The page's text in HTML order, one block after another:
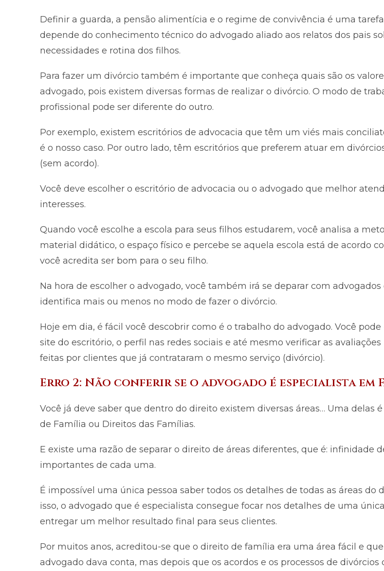
Definir a guarda, a pensão alimentícia e o regime de convivência é uma
depende do conhecimento técnico do advogado aliado aos relatos dos pais
necessidades e rotina dos filhos.
Para fazer um divórcio também é importante que conheça quais são os
advogado, pois existem diversas formas de realizar o divórcio. O modo de
profissional pode ser diferente do outro.
Por exemplo, existem escritórios de advocacia que têm um viés mais
é o nosso caso. Por outro lado, têm escritórios que preferem atuar em
(sem acordo).
Você deve escolher o escritório de advocacia ou o advogado que melhor
interesses.
Quando você escolhe a escola para seus filhos estudarem, você analisa a
material didático, o espaço físico e percebe se aquela escola está de acordo
você acredita ser bom para o seu filho.
Na hora de escolher o advogado, você também irá se deparar com advogados
identifica mais ou menos no modo de fazer o divórcio.
Hoje em dia, é fácil você descobrir como é o trabalho do advogado. Você pode
site do escritório, o perfil nas redes sociais e até mesmo verificar as avaliações
feitas por clientes que já contrataram o mesmo serviço (divórcio).
Erro 2: Não conferir se o advogado é especialista em
Você já deve saber que dentro do direito existem diversas áreas… Uma delas
de Família ou Direitos das Famílias.
E existe uma razão de separar o direito de áreas diferentes, que é: infinidade
importantes de cada uma.
É impossível uma única pessoa saber todos os detalhes de todas as áreas do
isso, o advogado que é especialista consegue focar nos detalhes de uma
entregar um melhor resultado final para seus clientes.
Por muitos anos, acreditou-se que o direito de família era uma área fácil e
advogado dava conta, mas depois que os acordos e os processos de divórcios